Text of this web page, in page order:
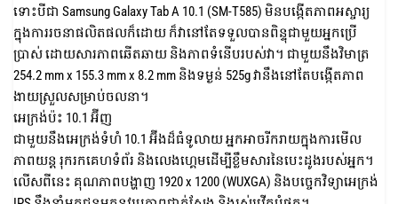
ទោះបីជា Samsung Galaxy Tab A 10.1 (SM-T585) មិនបង្កើតភាពអស្ចារ្យ
ក្នុងការរចនាផលិតផលក៏ដោយ ក៏វានៅតែទទួលបានពិន្ទុជាមួយអ្នកប្រើ
ប្រាស់ ដោយសារភាពឆើតឆាយ និងភាពទំនើបរបស់វា។ ជាមួយនឹងវិមាត្រ
254.2 mm x 155.3 mm x 8.2 mm និងទម្ងន់ 525g វានឹងនៅតែបង្កើតភាព
ងាយស្រួលសម្រាប់ចលនា។
អេក្រង់ប៉ះ 10.1 អ៊ីញ
ជាមួយនឹងអេក្រង់ទំហំ 10.1 អ៊ីងដ៏ធំទូលាយ អ្នកអាចរីករាយក្នុងការមើល
ភាពយន្ត រុករកគេហទំព័រ និងលេងហ្គេមដើម្បីខ្លឹមសារនៃបេះដូងរបស់អ្នក។
លើសពីនេះ គុណភាពបង្ហាញ 1920 x 1200 (WUXGA) និងបច្ចេកវិទ្យាអេក្រង់